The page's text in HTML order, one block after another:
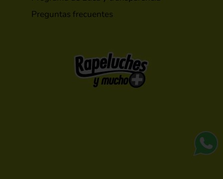
Preguntas frecuentes